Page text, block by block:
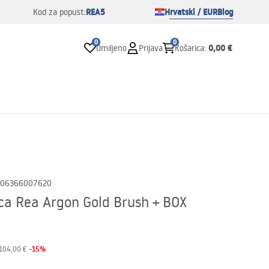
Kod za popust:REA5 Hrvatski / EURBlog
0
Omiljeno Prijava
0
Košarica: 0,00 €
Rea Argon Gold Brush + BOX
€ -15%